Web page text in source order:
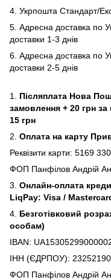
4. Укрпошта Стандарт/
5. Адресна доставка по
доставки 1-3 днів
6. Адресна доставка по
доставки 2-5 днів
1. Післяплата Нова
замовлення + 20 грн за
15 грн
2. Оплата на карту
Реквізити карти: 5169
ФОП Панфілов Андрій
3. Онлайн-оплата
LiqPay: Visa /
4. Безготівковий
особам)
IBAN:
ІНН (ЄДРПОУ):
ФОП Панфілов Андрій